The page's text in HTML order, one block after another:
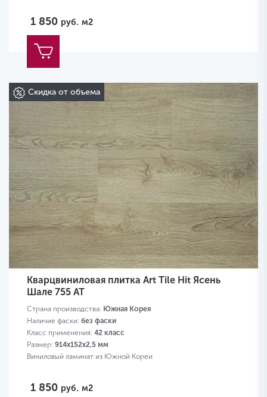
1 850 руб. м2
Скидка от объема
Кварцвиниловая плитка Art Tile Hit Ясень
Шале 755 AT
Страна производства: Южная Корея
Наличие фаски: без фаски
Класс применения: 42 класс
Размер: 914х152х2,5 мм
Виниловый ламинат из Южной Кореи
1 850 руб. м2